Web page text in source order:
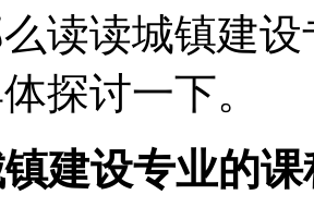
读读城镇建
探讨一下。
建设专业的